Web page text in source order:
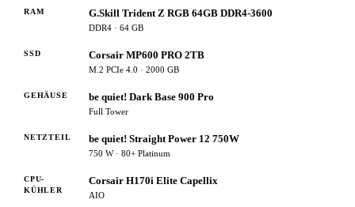
RAM G.Skill Trident Z RGB 64GB DDR4-3600
DDR4 · 64 GB
SSD Corsair MP600 PRO 2TB
M.2 PCIe 4.0 · 2000 GB
GEHÄUSE be quiet! Dark Base 900 Pro
Full Tower
NETZTEIL be quiet! Straight Power 12 750W
750 W · 80+ Platinum
CPU-
KÜHLER
Corsair H170i Elite Capellix
AIO